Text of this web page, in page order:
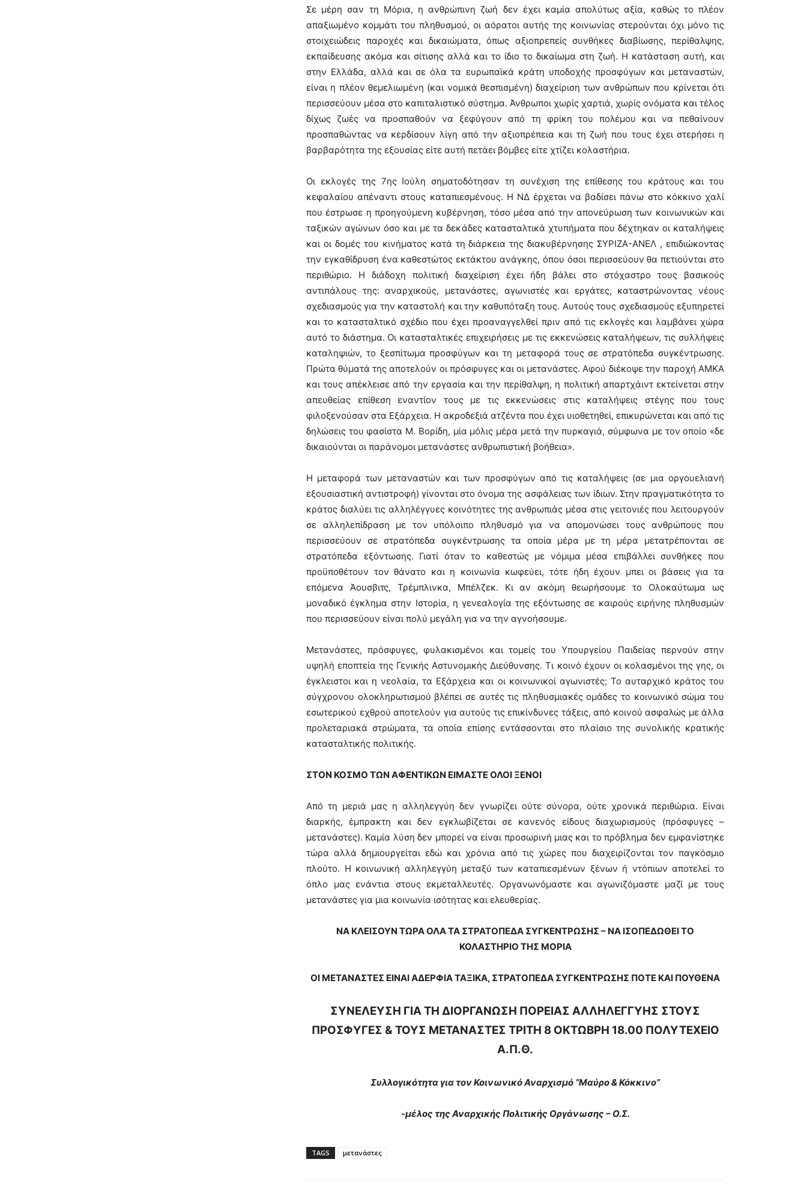
Σε μέρη σαν τη Μόρια, η ανθρώπινη ζωή δεν έχει καμία απολύτως αξία, καθώς το πλέον
απαξιωμένο κομμάτι του πληθυσμού, οι αόρατοι αυτής της κοινωνίας στερούνται όχι μόνο τις
στοιχειώδεις παροχές και δικαιώματα, όπως αξιοπρεπείς συνθήκες διαβίωσης, περίθαλψης,
εκπαίδευσης ακόμα και σίτισης αλλά και το ίδιο το δικαίωμα στη ζωή. Η κατάσταση αυτή, και
στην Ελλάδα, αλλά και σε όλα τα ευρωπαϊκά κράτη υποδοχής προσφύγων και μεταναστών,
είναι η πλέον θεμελιωμένη (και νομικά θεσπισμένη) διαχείριση των ανθρώπων που κρίνεται ότι
περισσεύουν μέσα στο καπιταλιστικό σύστημα. Άνθρωποι χωρίς χαρτιά, χωρίς ονόματα και τέλος
δίχως ζωές να προσπαθούν να ξεφύγουν από τη φρίκη του πολέμου και να πεθαίνουν
προσπαθώντας να κερδίσουν λίγη από την αξιοπρέπεια και τη ζωή που τους έχει στερήσει η
βαρβαρότητα της εξουσίας είτε αυτή πετάει βόμβες είτε χτίζει κολαστήρια.
Οι εκλογές της 7ης Ιούλη σηματοδότησαν τη συνέχιση της επίθεσης του κράτους και του
κεφαλαίου απέναντι στους καταπιεσμένους. Η ΝΔ έρχεται να βαδίσει πάνω στο κόκκινο χαλί
που έστρωσε η προηγούμενη κυβέρνηση, τόσο μέσα από την απονεύρωση των κοινωνικών και
ταξικών αγώνων όσο και με τα δεκάδες κατασταλτικά χτυπήματα που δέχτηκαν οι καταλήψεις
και οι δομές του κινήματος κατά τη διάρκεια της διακυβέρνησης ΣΥΡΙΖΑ-ΑΝΕΛ , επιδιώκοντας
την εγκαθίδρυση ένα καθεστώτος εκτάκτου ανάγκης, όπου όσοι περισσεύουν θα πετιούνται στο
περιθώριο. Η διάδοχη πολιτική διαχείριση έχει ήδη βάλει στο στόχαστρο τους βασικούς
αντιπάλους της: αναρχικούς, μετανάστες, αγωνιστές και εργάτες, καταστρώνοντας νέους
σχεδιασμούς για την καταστολή και την καθυπόταξη τους. Αυτούς τους σχεδιασμούς εξυπηρετεί
και το κατασταλτικό σχέδιο που έχει προαναγγελθεί πριν από τις εκλογές και λαμβάνει χώρα
αυτό το διάστημα. Οι κατασταλτικές επιχειρήσεις με τις εκκενώσεις καταλήψεων, τις συλλήψεις
καταληψιών, το ξεσπίτωμα προσφύγων και τη μεταφορά τους σε στρατόπεδα συγκέντρωσης.
Πρώτα θύματά της αποτελούν οι πρόσφυγες και οι μετανάστες. Αφού διέκοψε την παροχή ΑΜΚΑ
και τους απέκλεισε από την εργασία και την περίθαλψη, η πολιτική απαρτχάιντ εκτείνεται στην
απευθείας επίθεση εναντίον τους με τις εκκενώσεις στις καταλήψεις στέγης που τους
φιλοξενούσαν στα Εξάρχεια. Η ακροδεξιά ατζέντα που έχει υιοθετηθεί, επικυρώνεται και από τις
δηλώσεις του φασίστα Μ. Βορίδη, μία μόλις μέρα μετά την πυρκαγιά, σύμφωνα με τον οποίο «δε
δικαιούνται οι παράνομοι μετανάστες ανθρωπιστική βοήθεια».
Η μεταφορά των μεταναστών και των προσφύγων από τις καταλήψεις (σε μια οργουελιανή
εξουσιαστική αντιστροφή) γίνονται στο όνομα της ασφάλειας των ίδιων. Στην πραγματικότητα το
κράτος διαλύει τις αλληλέγγυες κοινότητες της ανθρωπιάς μέσα στις γειτονιές που λειτουργούν
σε αλληλεπίδραση με τον υπόλοιπο πληθυσμό για να απομονώσει τους ανθρώπους που
περισσεύουν σε στρατόπεδα συγκέντρωσης τα οποία μέρα με τη μέρα μετατρέπονται σε
στρατόπεδα εξόντωσης. Γιατί όταν το καθεστώς με νόμιμα μέσα επιβάλλει συνθήκες που
προϋποθέτουν τον θάνατο και η κοινωνία κωφεύει, τότε ήδη έχουν μπει οι βάσεις για τα
επόμενα Άουσβιτς, Τρέμπλινκα, Μπέλζεκ. Κι αν ακόμη θεωρήσουμε το Ολοκαύτωμα ως
μοναδικό έγκλημα στην Ιστορία, η γενεαλογία της εξόντωσης σε καιρούς ειρήνης πληθυσμών
που περισσεύουν είναι πολύ μεγάλη για να την αγνοήσουμε.
Μετανάστες, πρόσφυγες, φυλακισμένοι και τομείς του Υπουργείου Παιδείας περνούν στην
υψηλή εποπτεία της Γενικής Αστυνομικής Διεύθυνσης. Τι κοινό έχουν οι κολασμένοι της γης, οι
έγκλειστοι και η νεολαία, τα Εξάρχεια και οι κοινωνικοί αγωνιστές; Το αυταρχικό κράτος του
σύγχρονου ολοκληρωτισμού βλέπει σε αυτές τις πληθυσμιακές ομάδες το κοινωνικό σώμα του
εσωτερικού εχθρού αποτελούν για αυτούς τις επικίνδυνες τάξεις, από κοινού ασφαλώς με άλλα
προλεταριακά στρώματα, τα οποία επίσης εντάσσονται στο πλαίσιο της συνολικής κρατικής
κατασταλτικής πολιτικής.
ΣΤΟΝ ΚΟΣΜΟ ΤΩΝ ΑΦΕΝΤΙΚΩΝ ΕΙΜΑΣΤΕ ΟΛΟΙ ΞΕΝΟΙ
Από τη μεριά μας η αλληλεγγύη δεν γνωρίζει ούτε σύνορα, ούτε χρονικά περιθώρια. Είναι
διαρκής, έμπρακτη και δεν εγκλωβίζεται σε κανενός είδους διαχωρισμούς (πρόσφυγες –
μετανάστες). Καμία λύση δεν μπορεί να είναι προσωρινή μιας και το πρόβλημα δεν εμφανίστηκε
τώρα αλλά δημιουργείται εδώ και χρόνια από τις χώρες που διαχειρίζονται τον παγκόσμιο
πλούτο. Η κοινωνική αλληλεγγύη μεταξύ των καταπιεσμένων ξένων ή ντόπιων αποτελεί το
όπλο μας ενάντια στους εκμεταλλευτές. Οργανωνόμαστε και αγωνιζόμαστε μαζί με τους
μετανάστες για μια κοινωνία ισότητας και ελευθερίας.
ΝΑ ΚΛΕΙΣΟΥΝ ΤΩΡΑ ΟΛΑ ΤΑ ΣΤΡΑΤΟΠΕΔΑ ΣΥΓΚΕΝΤΡΩΣΗΣ – ΝΑ ΙΣΟΠΕΔΩΘΕΙ ΤΟ
ΚΟΛΑΣΤΗΡΙΟ ΤΗΣ ΜΟΡΙΑ
ΟΙ ΜΕΤΑΝΑΣΤΕΣ ΕΙΝΑΙ ΑΔΕΡΦΙΑ ΤΑΞΙΚΑ, ΣΤΡΑΤΟΠΕΔΑ ΣΥΓΚΕΝΤΡΩΣΗΣ ΠΟΤΕ ΚΑΙ ΠΟΥΘΕΝΑ
ΣΥΝΕΛΕΥΣΗ ΓΙΑ ΤΗ ΔΙΟΡΓΑΝΩΣΗ ΠΟΡΕΙΑΣ ΑΛΛΗΛΕΓΓΥΗΣ ΣΤΟΥΣ
ΠΡΟΣΦΥΓΕΣ & ΤΟΥΣ ΜΕΤΑΝΑΣΤΕΣ ΤΡΙΤΗ 8 ΟΚΤΩΒΡΗ 18.00 ΠΟΛΥΤΕΧΕΙΟ
Α.Π.Θ.
Συλλογικότητα για τον Κοινωνικό Αναρχισμό “Μαύρο & Κόκκινο”
-μέλος της Αναρχικής Πολιτικής Οργάνωσης – Ο.Σ.
TAGS μετανάστες